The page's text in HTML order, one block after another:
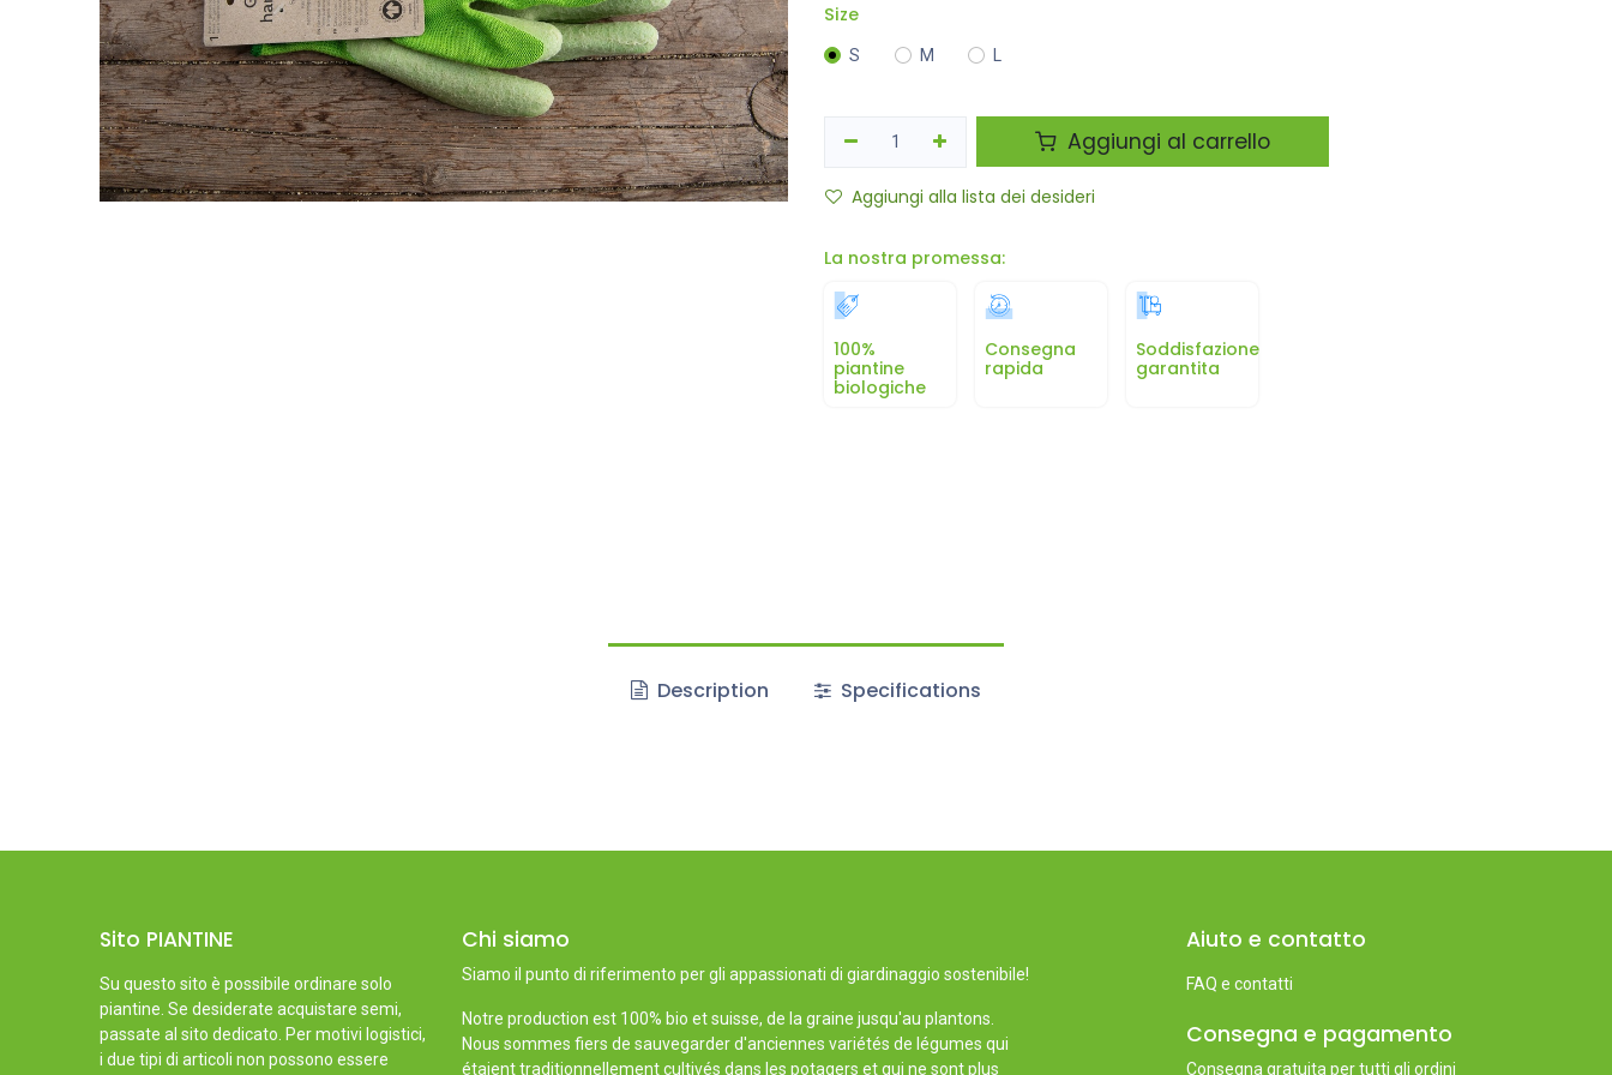
Size
S M
Aggiungi al carrello
Aggiungi alla lista dei desideri
La nostra promessa:
100%
piantine
biologiche
Consegna
rapida
Soddisfazione
garantita
Description Specifications
Sito PIANTINE
Su questo sito è possibile ordinare solo
piantine. Se desiderate acquistare semi,
passate al sito dedicato. Per motivi logistici,
i due tipi di articoli non possono essere
Chi siamo
Siamo il punto di riferimento per gli appassionati di giardinaggio sostenibile!
Notre production est 100% bio et suisse, de la graine jusqu'au plantons.
Nous sommes fiers de sauvegarder d'anciennes variétés de légumes qui
étaient traditionnellement cultivés dans les potagers et qui ne sont plus
Aiuto e contatto
FAQ e contatti
Consegna e pagamento
Consegna gratuita per tutti gli ordini